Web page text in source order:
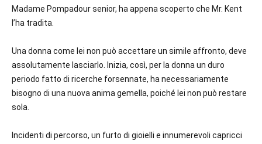
Madame Pompadour senior, ha appena scoperto che Mr. Kent
l’ha tradita.
Una donna come lei non può accettare un simile affronto, deve
assolutamente lasciarlo. Inizia, così, per la donna un duro
periodo fatto di ricerche forsennate, ha necessariamente
bisogno di una nuova anima gemella, poiché lei non può restare
sola.
Incidenti di percorso, un furto di gioielli e innumerevoli capricci